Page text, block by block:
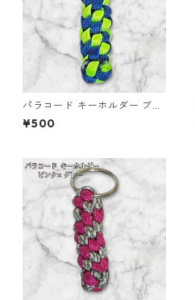
パラコード キーホルダー ブル
ー グリーン 編み込み s33
¥500